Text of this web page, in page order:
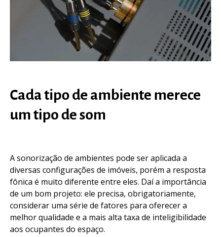
Cada tipo de ambiente merece
um tipo de som
A sonorização de ambientes pode ser aplicada a
diversas configurações de imóveis, porém a resposta
fônica é muito diferente entre eles. Daí a importância
de um bom projeto: ele precisa, obrigatoriamente,
considerar uma série de fatores para oferecer a
melhor qualidade e a mais alta taxa de inteligibilidade
aos ocupantes do espaço.